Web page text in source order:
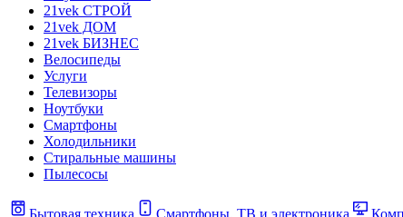
21vek СТРОЙ
21vek ДОМ
21vek БИЗНЕС
Велосипеды
Услуги
Телевизоры
Ноутбуки
Смартфоны
Холодильники
Стиральные машины
Пылесосы
Бытовая техника Смартфоны, ТВ и электроника